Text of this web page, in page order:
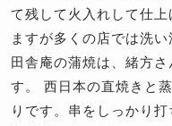
て残して火入れして仕
ますが多くの店では洗い
田舎庵の蒲焼は、緒方
す。 西日本の直焼きと
りです。串をしっかり